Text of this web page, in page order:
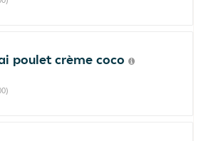
poulet crème coco